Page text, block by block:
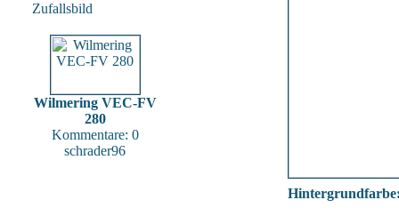
Zufallsbild
Wilmering VEC-FV
280
Kommentare: 0
schrader96